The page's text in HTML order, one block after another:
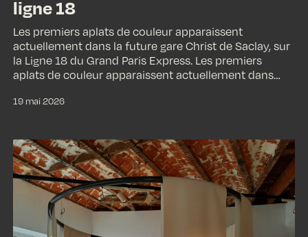
ligne 18
Les premiers aplats de couleur apparaissent
actuellement dans la future gare Christ de Saclay, sur
la Ligne 18 du Grand Paris Express. Les premiers
aplats de couleur apparaissent actuellement dans…
19 mai 2026
Un
anneau
suspendu
Maison